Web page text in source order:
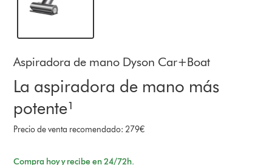
Aspiradora de mano Dyson Car+Boat
La aspiradora de mano más
potente¹
Precio de venta recomendado: 279€
Compra hoy y recibe en 24/72h.